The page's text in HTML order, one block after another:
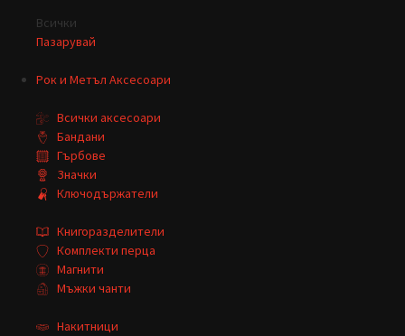
Всички
Пазарувай
Рок и Метъл Аксесоари
Всички аксесоари
Бандани
Гърбове
Значки
Ключодържатели
Книгоразделители
Комплекти перца
Магнити
Мъжки чанти
Накитници